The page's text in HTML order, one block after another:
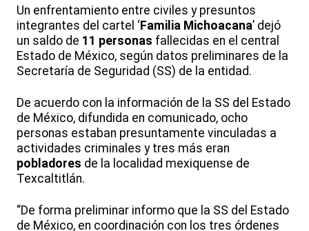
Un enfrentamiento entre civiles y presuntos
integrantes del cartel ‘ Familia Michoacana’ dejó
un saldo de 11 personas fallecidas en el central
Estado de México, según datos preliminares de la
Secretaría de Seguridad (SS) de la entidad.
De acuerdo con la información de la SS del Estado
de México, difundida en comunicado, ocho
personas estaban presuntamente vinculadas a
actividades criminales y tres más eran
pobladores de la localidad mexiquense de
Texcaltitlán.
“De forma preliminar informo que la SS del Estado
de México, en coordinación con los tres órdenes